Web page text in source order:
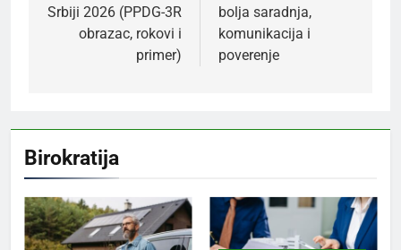
Srbiji 2026 (PPDG-3R
obrazac, rokovi i
primer)
bolja saradnja,
komunikacija i
poverenje
Birokratija